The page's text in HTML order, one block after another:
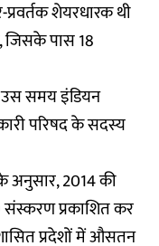
शेयरधारक थी
जिसके पास 18
उस समय इंडियन
परिषद के सदस्य
2014 की
संस्करण प्रकाशित कर
प्रदेशों में औसतन